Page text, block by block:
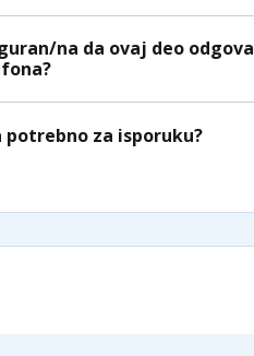
na da ovaj deo
za isporuku?